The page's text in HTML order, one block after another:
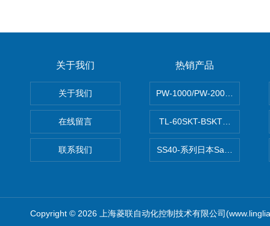
关于我们
关于我们
在线留言
联系我们
热销产品
PW-1000/PW-
TL-60SKT-BSKTC张力控制器
SS40-系列日本Sawamura泽
Copyright © 2026 上海菱联自动化控制技术有限公司